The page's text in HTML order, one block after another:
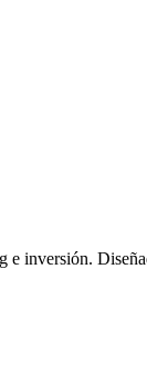
inversión.